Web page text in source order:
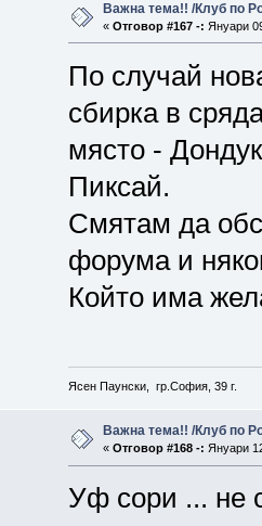
Важна тема!! /Клуб по
« Отговор #167 -: Януари
По случай
сбирка в
място -
Пиксай.
Смятам да
форума и
Който има
Ясен Паунски, гр.София, 39 г.
Важна тема!! /Клуб по
« Отговор #168 -: Януари
Уф сори ... не